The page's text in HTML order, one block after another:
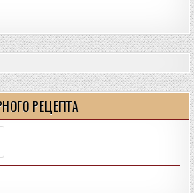
РЕЦЕПТА